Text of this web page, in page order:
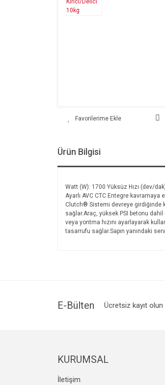
Ürün Bilgisi
Watt (W): 1700 Yüksüz Hızı (dev/
Ayarlı AVC CTC Entegre
Clutch® Sistemi devreye girdiğinde
sağlar.Araç, yüksek PSI betonu dahil
veya yontma hızını ayarlayarak
tasarrufu sağlar.Sapın yanındaki
E-Bülten Ücretsiz kayıt
KURUMSAL
İletişim